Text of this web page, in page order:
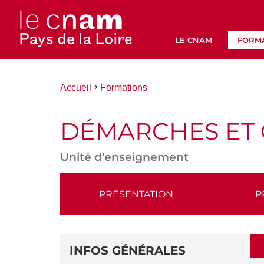
LE CNAM
Vous
Accueil Formations
DÉMARCHES
Unité d'enseignement
ACCÉDER
DE
PRÉSENTATION
DÉTAILS
INFOS GÉNÉRALES